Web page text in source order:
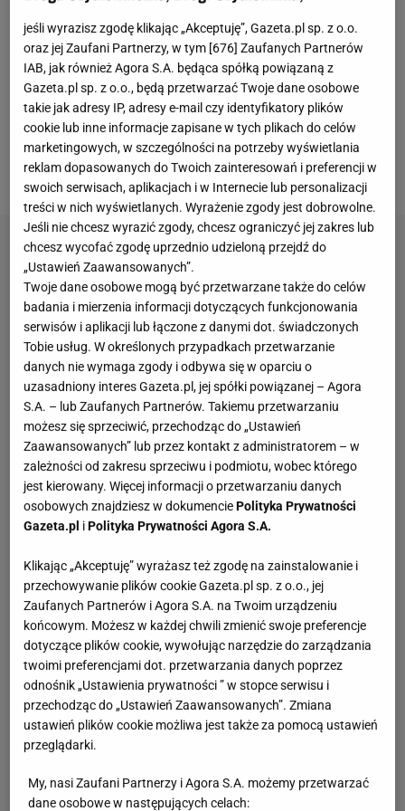
Ajax Amsterdam, który w pięć kolejek rozpuścił
dziewięciopunktową przewagę nad PSV Eindhoven i
przed ostatnim meczem spadł na drugie miejsce
Barcelona, niezwyciężona wLa Ligaw 2025 roku,
nie miała zamiaru wpadać w podobny dołek i szybko
to udowodniła.
jeśli wyrazisz zgodę klikając „Akceptuję”, Gazeta.pl sp. z o.o.
oraz jej Zaufani Partnerzy, w tym [676] Zaufanych Partnerów
IAB, jak również Agora S.A. będąca spółką powiązaną z
Gazeta.pl sp. z o.o., będą przetwarzać Twoje dane osobowe
takie jak adresy IP, adresy e-mail czy identyfikatory plików
cookie lub inne informacje zapisane w tych plikach do celów
marketingowych, w szczególności na potrzeby wyświetlania
reklam dopasowanych do Twoich zainteresowań i preferencji w
swoich serwisach, aplikacjach i w Internecie lub personalizacji
treści w nich wyświetlanych. Wyrażenie zgody jest dobrowolne.
Jeśli nie chcesz wyrazić zgody, chcesz ograniczyć jej zakres lub
chcesz wycofać zgodę uprzednio udzieloną przejdź do
„Ustawień Zaawansowanych”.
Twoje dane osobowe mogą być przetwarzane także do celów
badania i mierzenia informacji dotyczących funkcjonowania
serwisów i aplikacji lub łączone z danymi dot. świadczonych
Tobie usług. W określonych przypadkach przetwarzanie
danych nie wymaga zgody i odbywa się w oparciu o
uzasadniony interes Gazeta.pl, jej spółki powiązanej – Agora
S.A. – lub Zaufanych Partnerów. Takiemu przetwarzaniu
możesz się sprzeciwić, przechodząc do „Ustawień
Zaawansowanych” lub przez kontakt z administratorem – w
zależności od zakresu sprzeciwu i podmiotu, wobec którego
jest kierowany. Więcej informacji o przetwarzaniu danych
osobowych znajdziesz w dokumenciePolityka Prywatności
Gazeta.pl iPolityka Prywatności Agora S.A.
Klikając „Akceptuję” wyrażasz też zgodę na zainstalowanie i
przechowywanie plików cookie Gazeta.pl sp. z o.o., jej
Zaufanych Partnerów i Agora S.A. na Twoim urządzeniu
końcowym. Możesz w każdej chwili zmienić swoje preferencje
dotyczące plików cookie, wywołując narzędzie do zarządzania
twoimi preferencjami dot. przetwarzania danych poprzez
odnośnik „Ustawienia prywatności ” w stopce serwisu i
przechodząc do „Ustawień Zaawansowanych”. Zmiana
ustawień plików cookie możliwa jest także za pomocą ustawień
przeglądarki.
My, nasi Zaufani Partnerzy i Agora S.A. możemy przetwarzać
dane osobowe w następujących celach: